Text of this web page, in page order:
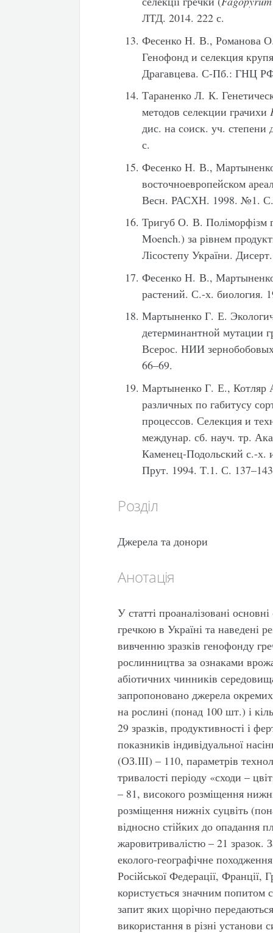
ЛТД. 2014. 222 с.
Фесенко Н. В., Романова
Генофонд и селекция
Драгавцева. С-Пб.: ГНЦ
Тараненко Л. К.
методов селекции грачихи
дис. на сoиск. уч.
с.
Фесенко Н. В.,
восточноевропейском
Весн. РАСХН. 1998. №1.
Тригуб О. В. Поліморфізм
Moench.) за рівнем
Лісостепу України.
Фесенко Н. В.,
растений. С.-х. биология.
Мартыненко Г. Е.
детерминантной
Всерос. НИИ
66–69.
Мартыненко Г. Е., Котляр
различных по габитусу
процессов. Селекция и
междунар. сб. науч. тр.
Каменец-Подольский с.-х.
Прут. 1994. Т.1. С.
Розділ
Джерела та донори
Анотація
У статті проаналізовані
гречкою в Україні та наведені
вивченню зразків генофонду
рослинництва за ознаками
абіотичних чинників
запропоновано джерела
на рослині (понад 100 шт.) і
29 зразків, продуктивності і
показників індивідуальної
(ОЗ.ІІІ) – 110, параметрів
тривалості періоду «сходи –
– 81, високого розміщення
розміщення нижніх суцвіть
відносно стійких до опадання
жаровитривалістю – 21 зразок.
еколого-географічне
Російської Федерації, Франції,
користується значним попитом
запит яких щорічно
використання в різні установи